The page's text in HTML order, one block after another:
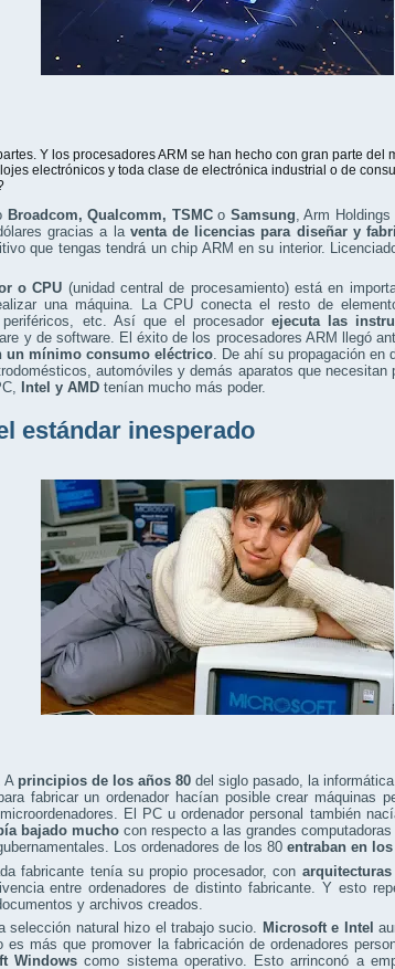
Y los procesadores ARM se han hecho con gran parte del
electrónicos y toda clase de electrónica industrial o de
Broadcom, Qualcomm, TSMCo Samsung , Arm
gracias a la venta de licencias para diseñar y
que tengas tendrá un chip ARM en su interior.
o CPU (unidad central de procesamiento) está en
una máquina. La CPU conecta el resto de
periféricos, etc. Así que el procesadorejecuta las
y de software. El éxito de los procesadores ARM llegó
un mínimo consumo eléctrico. De ahí su propagación en
automóviles y demás aparatos que
Intel y AMD tenían mucho más poder.
estándar inesperado
A principios de los años 80 del siglo pasado, la
fabricar un ordenador hacían posible crear máquinas
El PC u ordenador personal también
bajado muchocon respecto a las grandes
Los ordenadores de los 80 entraban en
fabricante tenía su propio procesador, con
entre ordenadores de distinto fabricante. Y esto
y archivos creados.
selección natural hizo el trabajo sucio. Microsoft e Intel
es más que promover la fabricación de ordenadores
Windows como sistema operativo. Esto arrinconó a